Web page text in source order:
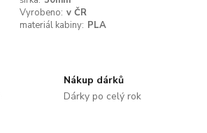
Vyrobeno: v ČR
materiál kabiny: PLA
Nákup dárků
Dárky po celý rok